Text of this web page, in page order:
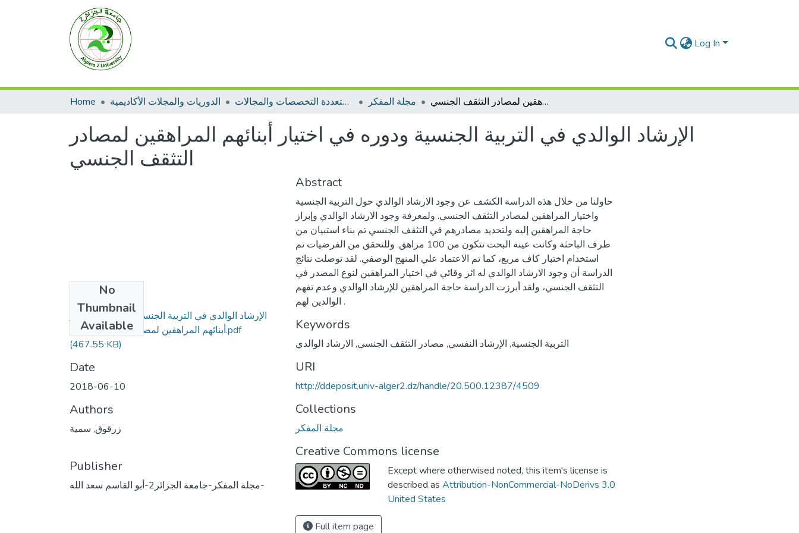
Log In
Home الدوريات والمجلات الأكاديمية مجلات متعددة التخصصات والمجالات مجلة المفكر الإرشاد الوالدي في التربية الجنسية ودوره في اختيار أبنائهم المراهقين لمصادر التثقف الجنسي
الإرشاد الوالدي في التربية الجنسية ودوره في اختيار أبنائهم المراهقين لمصادر
التثقف الجنسي
No
Thumbnail
Available
الإرشاد الوالدي في التربية الجنسية ودوره في اختيار
أبنائهم المراهقين لمصادر التثقف الجنسي.pdf
(467.55 KB)
Date
2018-06-10
Authors
زرقوق, سمية
Publisher
مجلة المفكر-جامعة الجزائر2-أبو القاسم سعد الله-
Abstract
حاولنا من خلال هذه الدراسة الكشف عن وجود الارشاد الوالدي حول التربية الجنسية
واختيار المراهقين لمصادر التثقف الجنسي. ولمعرفة وجود الارشاد الوالدي وإبراز
حاجة المراهقين إليه ولتحديد مصادرهم في التثقف الجنسي تم بناء استبيان من
طرف الباحثة وكانت عينة البحث تتكون من 100 مراهق. وللتحقق من الفرضيات تم
استخدام اختبار كاف مربع، كما تم الاعتماد علي المنهج الوصفي. لقد توصلت نتائج
الدراسة أن وجود الارشاد الوالدي له اثر وقائي في اختيار المراهقين لنوع المصدر في
التثقف الجنسي، ولقد أبرزت الدراسة حاجة المراهقين للإرشاد الوالدي وعدم تفهم
الوالدين لهم .
Keywords
التربية الجنسية, الإرشاد النفسي, مصادر التثقف الجنسي, الارشاد الوالدي
URI
http://ddeposit.univ-alger2.dz/handle/20.500.12387/4509
Collections
مجلة المفكر
Creative Commons license
Except where otherwised noted, this item's license is
described as Attribution-NonCommercial-NoDerivs 3.0
United States
Full item page